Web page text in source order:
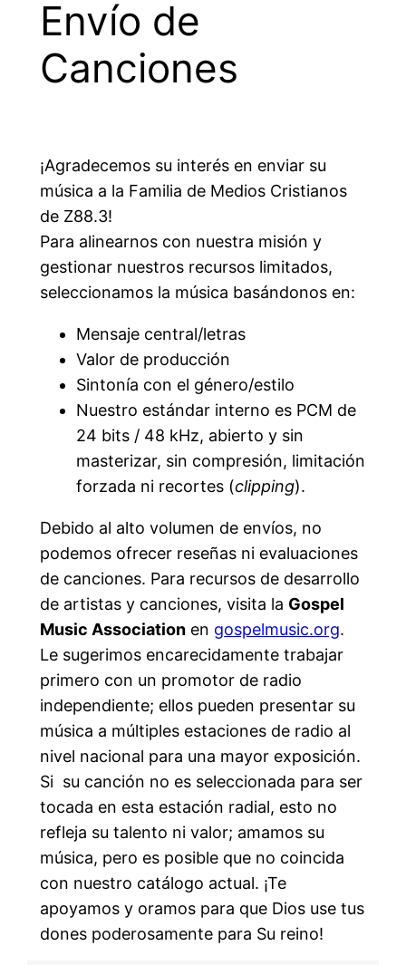
Envío de
Canciones
¡Agradecemos su interés en enviar su
música a la Familia de Medios Cristianos
de Z88.3!
Para alinearnos con nuestra misión y
gestionar nuestros recursos limitados,
seleccionamos la música basándonos en:
Mensaje central/letras
Valor de producción
Sintonía con el género/estilo
Nuestro estándar interno es PCM de
24 bits / 48 kHz, abierto y sin
masterizar, sin compresión, limitación
forzada ni recortes (clipping).
Debido al alto volumen de envíos, no
podemos ofrecer reseñas ni evaluaciones
de canciones. Para recursos de desarrollo
de artistas y canciones, visita la Gospel
Music Associationen gospelmusic.org.
Le sugerimos encarecidamente trabajar
primero con un promotor de radio
independiente; ellos pueden presentar su
música a múltiples estaciones de radio al
nivel nacional para una mayor exposición.
Si su canción no es seleccionada para ser
tocada en esta estación radial, esto no
refleja su talento ni valor; amamos su
música, pero es posible que no coincida
con nuestro catálogo actual. ¡Te
apoyamos y oramos para que Dios use tus
dones poderosamente para Su reino!